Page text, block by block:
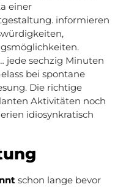
einer
informieren
jede sechzig Minuten
bei spontane
Die richtige
Aktivitäten noch
idiosynkratisch
schon lange bevor